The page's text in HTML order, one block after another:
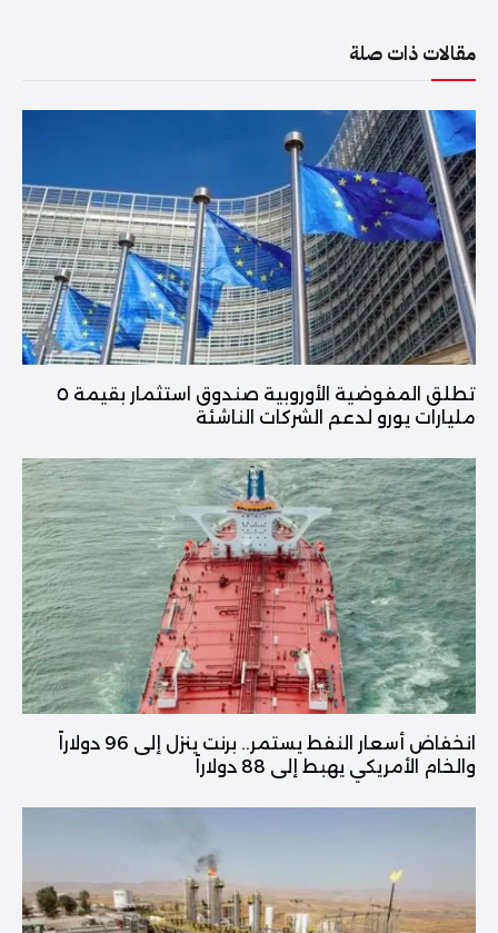
مقالات ذات صلة
تطلق المفوضية الأوروبية صندوق استثمار بقيمة ٥
مليارات يورو لدعم الشركات الناشئة
انخفاض أسعار النفط يستمر.. برنت ينزل إلى 96 دولاراً
والخام الأمريكي يهبط إلى 88 دولاراً